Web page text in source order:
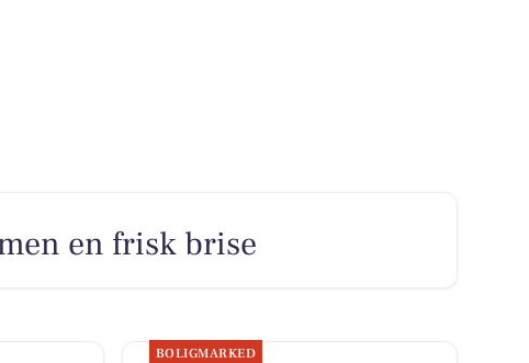
en frisk brise
BOLIGMARKED